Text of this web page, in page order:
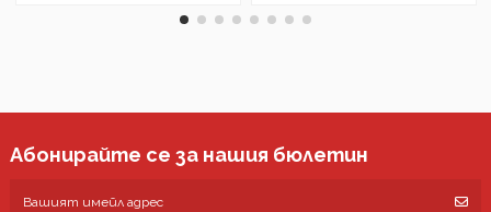
Абонирайте се за нашия бюлетин